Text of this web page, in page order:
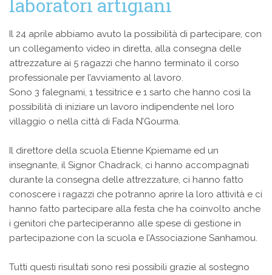
laboratori artigiani
Il 24 aprile abbiamo avuto la possibilità di partecipare, con
un collegamento video in diretta, alla consegna delle
attrezzature ai 5 ragazzi che hanno terminato il corso
professionale per l’avviamento al lavoro.
Sono 3 falegnami, 1 tessitrice e 1 sarto che hanno così la
possibilità di iniziare un lavoro indipendente nel loro
villaggio o nella città di Fada N’Gourma.
Il direttore della scuola Etienne Kpiemame ed un
insegnante, il Signor Chadrack, ci hanno accompagnati
durante la consegna delle attrezzature, ci hanno fatto
conoscere i ragazzi che potranno aprire la loro attività e ci
hanno fatto partecipare alla festa che ha coinvolto anche
i genitori che parteciperanno alle spese di gestione in
partecipazione con la scuola e l’Associazione Sanhamou.
Tutti questi risultati sono resi possibili grazie al sostegno